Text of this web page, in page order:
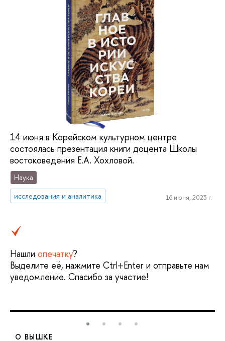
14 июня в Корейском культурном центре
состоялась презентация книги доцента Школы
востоковедения Е.А. Хохловой.
Наука
исследования и аналитика
16 июня, 2023 г.
Нашли опечатку?
Выделите её, нажмите Ctrl+Enter и отправьте нам
уведомление. Спасибо за участие!
О ВЫШКЕ